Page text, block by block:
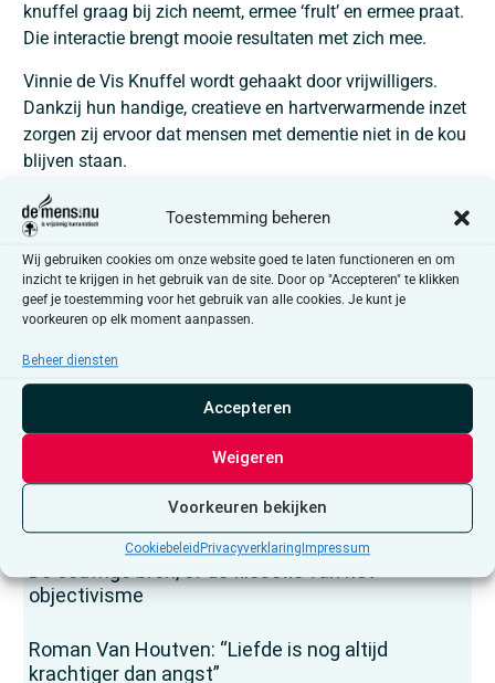
Toestemming beheren
Wij gebruiken cookies om onze website goed te laten functioneren en om
inzicht te krijgen in het gebruik van de site. Door op "Accepteren" te klikken
geef je toestemming voor het gebruik van alle cookies. Je kunt je
voorkeuren op elk moment aanpassen.
Beheer diensten
Accepteren
Weigeren
Voorkeuren bekijken
Cookiebeleid Privacyverklaring Impressum
knuffel graag bij zich neemt, ermee ‘frult’ en ermee praat.
Die interactie brengt mooie resultaten met zich mee.
Vinnie de Vis Knuffel wordt gehaakt door vrijwilligers.
Dankzij hun handige, creatieve en hartverwarmende inzet
zorgen zij ervoor dat mensen met dementie niet in de kou
blijven staan.
Ontdek meer haakprojecten en komende
bijeenkomsten
“Je voelt dat jongeren online voorbereid worden
op een vijand die er niet is”
De eeuwige bron, of de filosofie van het
objectivisme
Roman Van Houtven: “Liefde is nog altijd
krachtiger dan angst”